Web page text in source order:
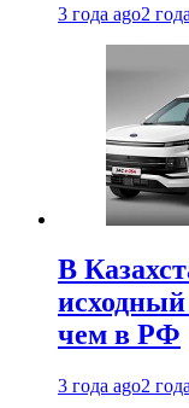
3 года ago2
В
чем в РФ
3 года ago2